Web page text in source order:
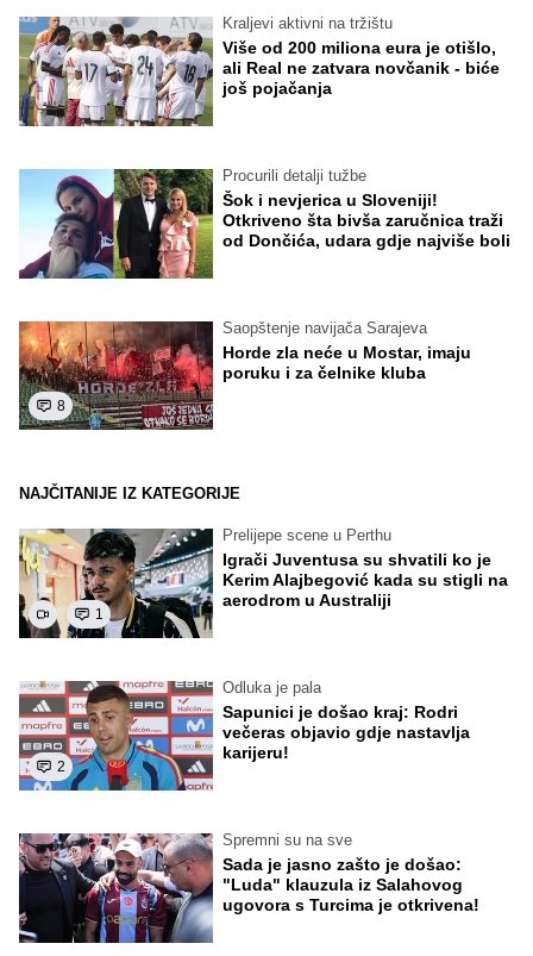
Kraljevi aktivni na tržištu
Više od 200 miliona eura je otišlo,
ali Real ne zatvara novčanik - biće
još pojačanja
Procurili detalji tužbe
Šok i nevjerica u Sloveniji!
Otkriveno šta bivša zaručnica traži
od Dončića, udara gdje najviše boli
8
Saopštenje navijača Sarajeva
Horde zla neće u Mostar, imaju
poruku i za čelnike kluba
NAJČITANIJE IZ KATEGORIJE
1
Prelijepe scene u Perthu
Igrači Juventusa su shvatili ko je
Kerim Alajbegović kada su stigli na
aerodrom u Australiji
2
Odluka je pala
Sapunici je došao kraj: Rodri
večeras objavio gdje nastavlja
karijeru!
Spremni su na sve
Sada je jasno zašto je došao:
"Luda" klauzula iz Salahovog
ugovora s Turcima je otkrivena!